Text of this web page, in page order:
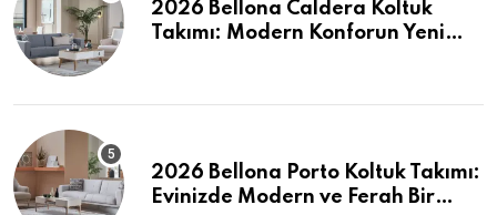
2026 Bellona Caldera Koltuk
Takımı: Modern Konforun Yeni
2026 Bellona Porto Koltuk Takımı:
Evinizde Modern ve Ferah Bir